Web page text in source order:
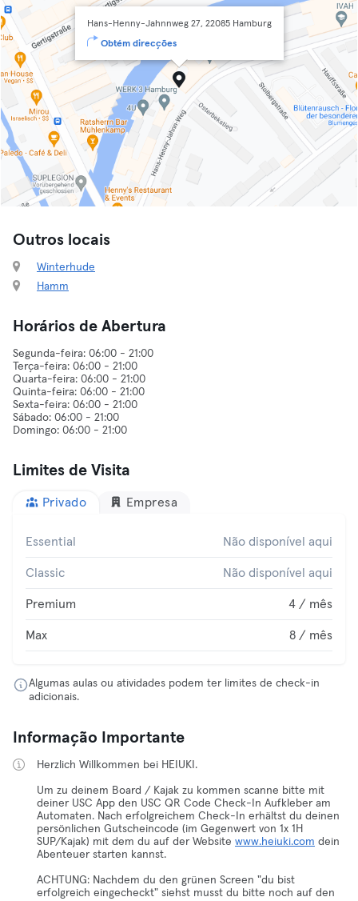
Hans-Henny-Jahnnweg 27, 22085 Hamburg
Obtém direcções
Outros locais
Winterhude
Hamm
Horários de Abertura
Segunda-feira: 06:00 - 21:00
Terça-feira: 06:00 - 21:00
Quarta-feira: 06:00 - 21:00
Quinta-feira: 06:00 - 21:00
Sexta-feira: 06:00 - 21:00
Sábado: 06:00 - 21:00
Limites de Visita
Privado Empresa
Essential Não disponível aqui
Classic Não disponível aqui
Premium 4 / mês
Max 8 / mês
Algumas aulas ou atividades podem ter limites de check-in
adicionais.
Informação Importante
Herzlich Willkommen bei HEIUKI.
Um zu deinem Board / Kajak zu kommen scanne bitte mit
deiner USC App den USC QR Code Check-In Aufkleber am
Automaten. Nach erfolgreichem Check-In erhältst du deinen
persönlichen Gutscheincode (im Gegenwert von 1x 1H
SUP/Kajak) mit dem du auf der Website www.heiuki.com dein
Abenteuer starten kannst.
ACHTUNG: Nachdem du den grünen Screen "du bist
erfolgreich eingecheckt" siehst musst du bitte noch auf den